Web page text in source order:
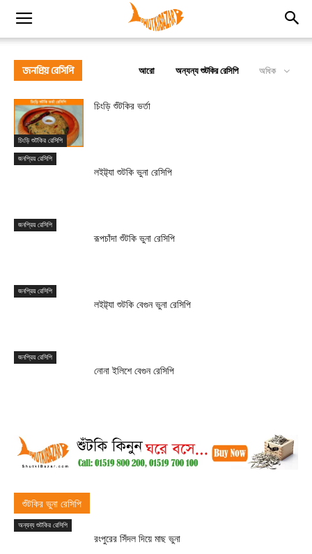
জনপ্রিয় রেসিপি আরো অন্যন্য শুটকির রেসিপি অধিক
চিংড়ি শুটকির রেসিপি
চিংড়ি শুঁটকির ভর্তা
জনপ্রিয় রেসিপি
লইট্ট্যা শুটকি ভুনা রেসিপি
জনপ্রিয় রেসিপি
রূপচাঁদা শুঁটকি ভুনা রেসিপি
জনপ্রিয় রেসিপি
লইট্ট্যা শুটকি বেগুন ভুনা রেসিপি
জনপ্রিয় রেসিপি
নোনা ইলিশে বেগুন রেসিপি
শুঁটকির ভুনা রেসিপি
অন্যন্য শুটকির রেসিপি
রংপুরের সিঁদল দিয়ে মাছ ভুনা